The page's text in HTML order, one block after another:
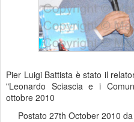
Pier Luigi Battista è stato il
"Leonardo Sciascia e i
ottobre 2010
Postato 27th October 2010 da